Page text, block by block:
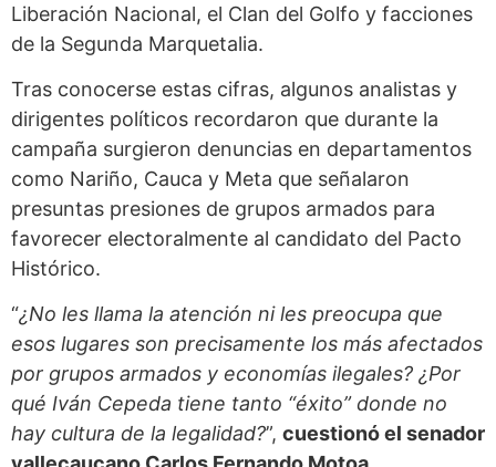
Liberación Nacional, el Clan del Golfo y facciones
de la Segunda Marquetalia.
Tras conocerse estas cifras, algunos analistas y
dirigentes políticos recordaron que durante la
campaña surgieron denuncias en departamentos
como Nariño, Cauca y Meta que señalaron
presuntas presiones de grupos armados para
favorecer electoralmente al candidato del Pacto
Histórico.
“¿No les llama la atención ni les preocupa que
esos lugares son precisamente los más afectados
por grupos armados y economías ilegales? ¿Por
qué Iván Cepeda tiene tanto “éxito” donde no
hay cultura de la legalidad?”, cuestionó el senador